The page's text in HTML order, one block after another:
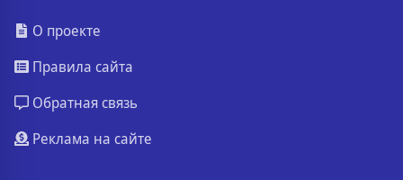
О проекте
Правила сайта
Обратная связь
Реклама на сайте